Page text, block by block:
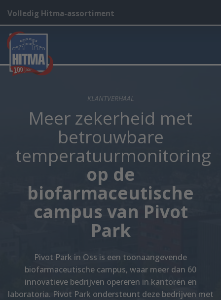
Volledig Hitma-assortiment
KLANTVERHAAL
Meer zekerheid met
betrouwbare
temperatuurmonitoring
op de
biofarmaceutische
campus van Pivot
Park
Pivot Park in Oss is een toonaangevende
biofarmaceutische campus, waar meer dan 60
innovatieve bedrijven opereren in kantoren en
laboratoria. Pivot Park ondersteunt deze bedrijven met